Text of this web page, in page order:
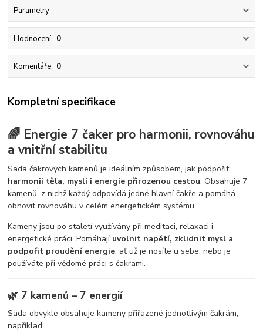
Parametry
Hodnocení 0
Komentáře 0
Kompletní specifikace
🌈 Energie 7 čaker pro harmonii, rovnováhu
a vnitřní stabilitu
Sada čakrových kamenů je ideálním způsobem, jak podpořit
harmonii těla, mysli i energie přirozenou cestou. Obsahuje 7
kamenů, z nichž každý odpovídá jedné hlavní čakře a pomáhá
obnovit rovnováhu v celém energetickém systému.
Kameny jsou po staletí využívány při meditaci, relaxaci i
energetické práci. Pomáhají uvolnit napětí, zklidnit mysl a
podpořit proudění energie, ať už je nosíte u sebe, nebo je
používáte při vědomé práci s čakrami.
🌿 7 kamenů – 7 energií
Sada obvykle obsahuje kameny přiřazené jednotlivým čakrám,
například: